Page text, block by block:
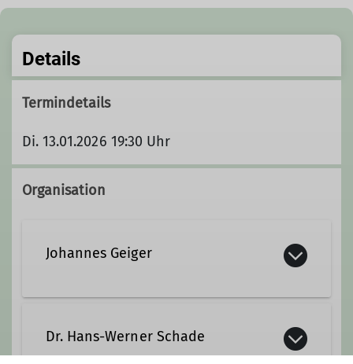
Details
Termindetails
Di. 13.01.2026 19:30 Uhr
Organisation
Johannes Geiger
Kontakt aufnehmen
Dr. Hans-Werner Schade